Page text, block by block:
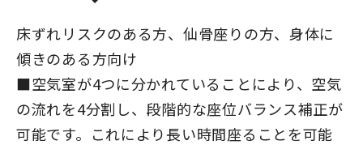
床ずれリスクのある方、仙骨座りの方、身体に
傾きのある方向け
■空気室が4つに分かれていることにより、空気
の流れを4分割し、段階的な座位バランス補正が
可能です。これにより長い時間座ることを可能